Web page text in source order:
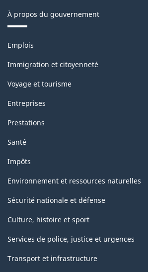
À propos du gouvernement
Thèmes
sujets
Emplois
Immigration et citoyenneté
Voyage et tourisme
Entreprises
Prestations
Santé
Impôts
Environnement et ressources naturelles
Sécurité nationale et défense
Culture, histoire et sport
Services de police, justice et urgences
Transport et infrastructure